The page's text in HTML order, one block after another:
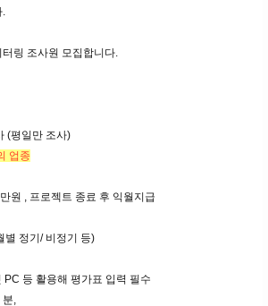
.
터링 조사원 모집합니다.
(평일만 조사)
업종
원 , 프로젝트 종료 후 익월지급
별 정기/ 비정기 등)
PC 등 활용해 평가표 입력 필수
,